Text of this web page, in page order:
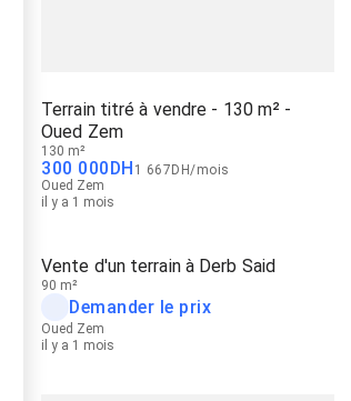
Terrain titré à vendre - 130 m² -
Oued Zem
130 m²
300 000DH 1 667DH/mois
Oued Zem
il y a 1 mois
Vente d'un terrain à Derb Said
90 m²
Demander le prix
Oued Zem
il y a 1 mois